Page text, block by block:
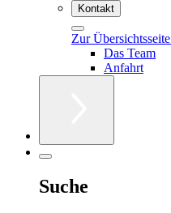
Kontakt
Zur Übersichtsseite
Das Team
Anfahrt
Suche